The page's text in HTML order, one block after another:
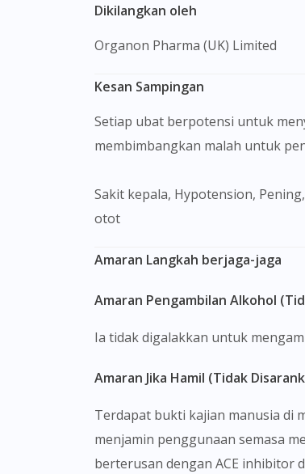
Dikilangkan oleh
Organon Pharma (UK) Limited
Kesan Sampingan
Setiap ubat berpotensi untuk
membimbangkan malah untuk
Sakit kepala, Hypotension, Pening, neuropati periferal, Insomnia, Vertigo, batuk kering yang berterusan, loya, muntah, cirit-birit, Rash, Kekejangan
otot
Amaran Langkah berjaga-jaga
Amaran Pengambilan Alkohol
Ia tidak digalakkan untuk
Amaran Jika Hamil (Tidak
Terdapat bukti kajian manusia di
menjamin penggunaan semasa
berterusan dengan ACE inhibitor